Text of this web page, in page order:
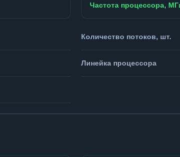
Частота процессора,
Количество потоков, шт.
Линейка процессора